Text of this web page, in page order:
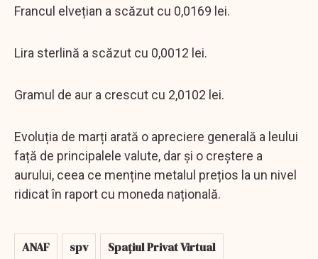
Francul elvețian a scăzut cu 0,0169 lei.
Lira sterlină a scăzut cu 0,0012 lei.
Gramul de aur a crescut cu 2,0102 lei.
Evoluția de marți arată o apreciere generală a leului
față de principalele valute, dar și o creștere a
aurului, ceea ce menține metalul prețios la un nivel
ridicat în raport cu moneda națională.
ANAF spv Spaţiul Privat Virtual